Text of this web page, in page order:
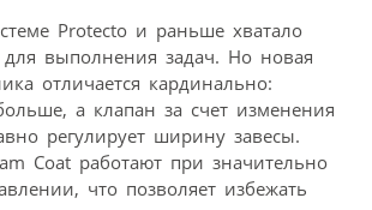
Protecto и раньше хватало
для выполнения задач. Но новая
отличается кардинально:
а клапан за счет изменения
регулирует ширину завесы.
Coat работают при значительно
что позволяет избежать